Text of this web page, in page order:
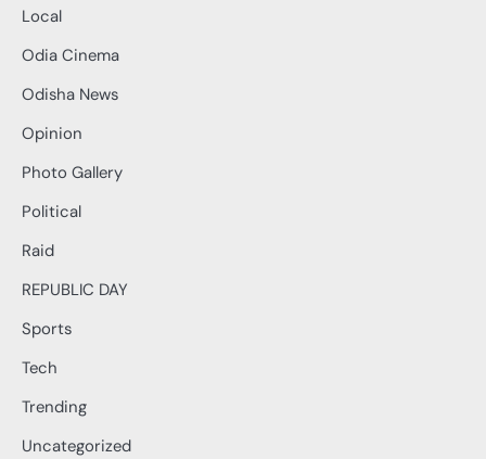
Local
Odia Cinema
Odisha News
Opinion
Photo Gallery
Political
Raid
REPUBLIC DAY
Sports
Tech
Trending
Uncategorized